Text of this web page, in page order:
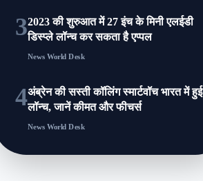
32023 की शुरुआत में 27 इंच के मिनी एलईडी
डिस्प्ले लॉन्च कर सकता है एप्पल
News World Desk
4अंब्रेन की सस्ती कॉलिंग स्मार्टवॉच भारत में हुई
लॉन्च, जानें कीमत और फीचर्स
News World Desk